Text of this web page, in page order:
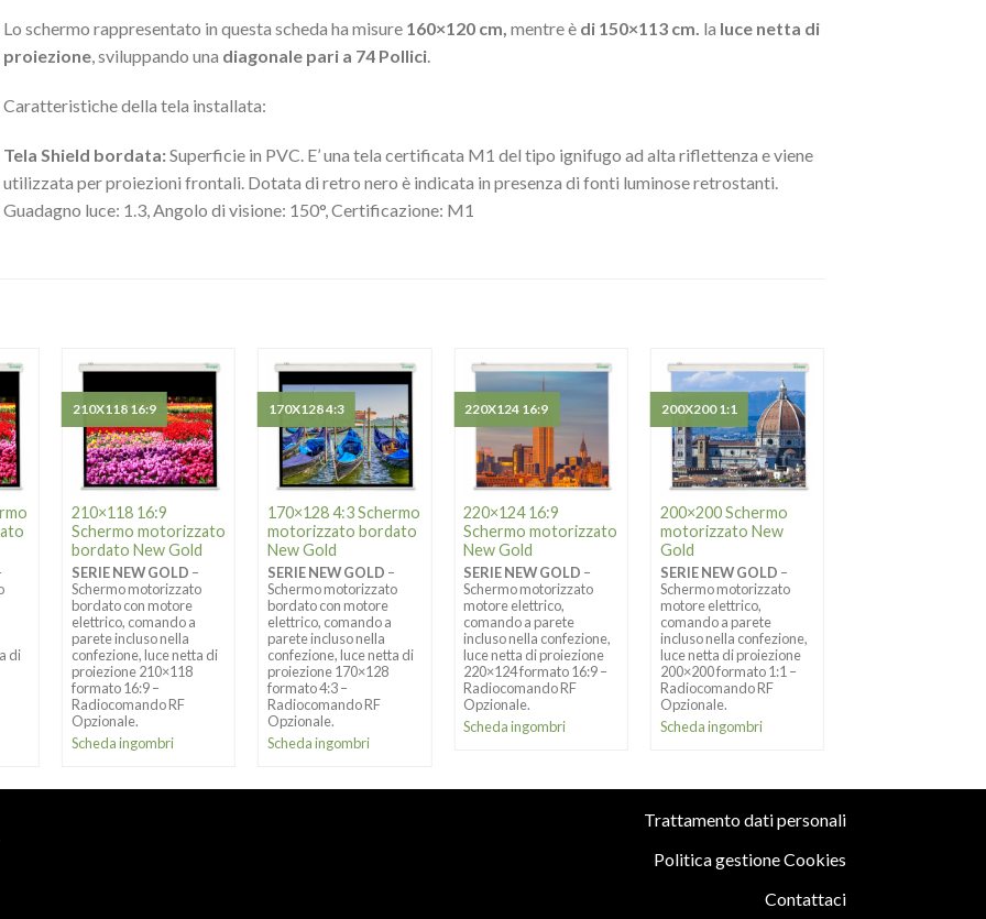
Lo schermo rappresentato in questa scheda ha misure 160×120 cm, mentre èdi 150×113 cm. la luce netta di
proiezione, sviluppando una diagonale pari a 74 Pollici.
Caratteristiche della tela installata:
Tela Shield bordata:Superficie in PVC. E’ una tela certificata M1 del tipo ignifugo ad alta riflettenza e viene
utilizzata per proiezioni frontali. Dotata di retro nero è indicata in presenza di fonti luminose retrostanti.
Guadagno luce: 1.3, Angolo di visione: 150°, Certificazione: M1
di
210×118 16:9
Schermo motorizzato
bordato New Gold
SERIE NEW GOLD –
Schermo motorizzato
bordato con motore
elettrico, comando a
parete incluso nella
confezione, luce netta di
proiezione 210×118
formato 16:9 –
Radiocomando RF
Opzionale.
Scheda ingombri
210X118 16:9
170×128 4:3 Schermo
motorizzato bordato
New Gold
SERIE NEW GOLD –
Schermo motorizzato
bordato con motore
elettrico, comando a
parete incluso nella
confezione, luce netta di
proiezione 170×128
formato 4:3 –
Radiocomando RF
Opzionale.
Scheda ingombri
170X128 4:3
220×124 16:9
Schermo motorizzato
New Gold
SERIE NEW GOLD –
Schermo motorizzato
motore elettrico,
comando a parete
incluso nella confezione,
luce netta di proiezione
220×124 formato 16:9 –
Radiocomando RF
Opzionale.
Scheda ingombri
220X124 16:9
200×200 Schermo
motorizzato New
Gold
SERIE NEW GOLD –
Schermo motorizzato
motore elettrico,
comando a parete
incluso nella confezione,
luce netta di proiezione
200×200 formato 1:1 –
Radiocomando RF
Opzionale.
Scheda ingombri
200X200 1:1
Trattamento dati personali
Politica gestione Cookies
Contattaci